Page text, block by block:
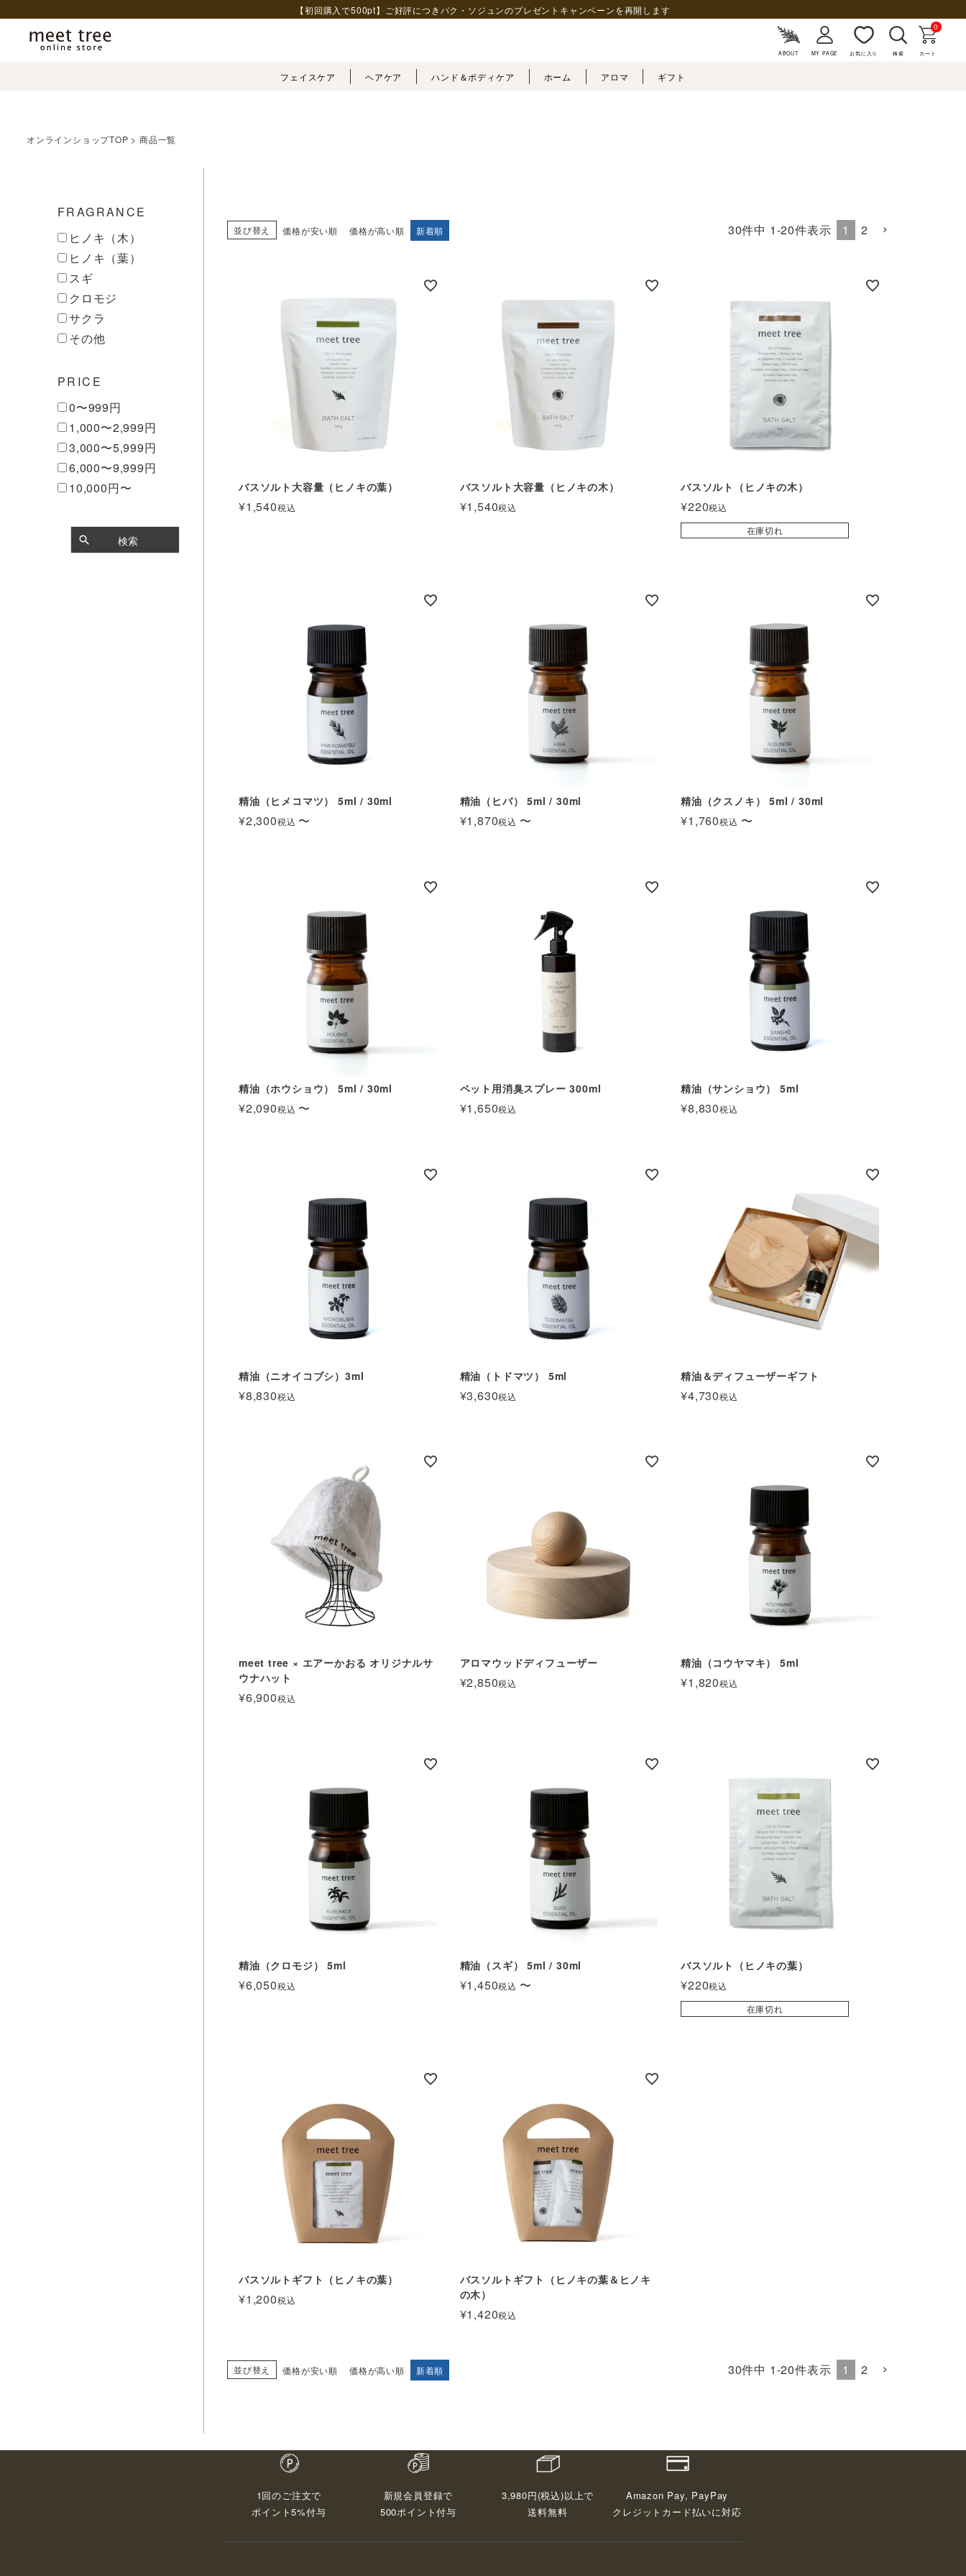
【初回購入で500pt】ご好評につきパク・ソジュンのプレゼントキャンペーンを再開します
ABOUT MY PAGE お気に入り 検索
0
カート
フェイスケア ヘアケア ハンド＆ボディケア ホーム アロマ ギフト
オンラインショップTOP 商品一覧
FRAGRANCE
ヒノキ（木）
ヒノキ（葉）
スギ
クロモジ
サクラ
その他
PRICE
0〜999円
1,000〜2,999円
3,000〜5,999円
6,000〜9,999円
10,000円〜
検索
並び替え 価格が安い順 価格が高い順 新着順 30件中 1-20件表示 1 2
バスソルト大容量（ヒノキの葉）
¥1,540税込
バスソルト大容量（ヒノキの木）
¥1,540税込
バスソルト（ヒノキの木）
¥220税込
在庫切れ
精油（ヒメコマツ） 5ml / 30ml
¥2,300税込 〜
精油（ヒバ） 5ml / 30ml
¥1,870税込 〜
精油（クスノキ） 5ml / 30ml
¥1,760税込 〜
精油（ホウショウ） 5ml / 30ml
¥2,090税込 〜
ペット用消臭スプレー 300ml
¥1,650税込
精油（サンショウ） 5ml
¥8,830税込
精油（ニオイコブシ）3ml
¥8,830税込
精油（トドマツ） 5ml
¥3,630税込
精油＆ディフューザーギフト
¥4,730税込
meet tree × エアーかおる オリジナルサ
ウナハット
¥6,900税込
アロマウッドディフューザー
¥2,850税込
精油（コウヤマキ） 5ml
¥1,820税込
精油（クロモジ） 5ml
¥6,050税込
精油（スギ） 5ml / 30ml
¥1,450税込 〜
バスソルト（ヒノキの葉）
¥220税込
在庫切れ
バスソルトギフト（ヒノキの葉）
¥1,200税込
バスソルトギフト（ヒノキの葉＆ヒノキ
の木）
¥1,420税込
並び替え 価格が安い順 価格が高い順 新着順 30件中 1-20件表示 1 2
1回のご注文で
ポイント5%付与
新規会員登録で
500ポイント付与
3,980円(税込)以上で
送料無料
Amazon Pay, PayPay
クレジットカード払いに対応